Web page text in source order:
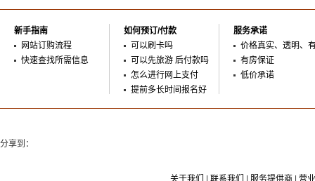
新手指南
网站订购流程
快速查找所需信息
如何预订/付款
可以刷卡吗
可以先旅游 后付款吗
怎么进行网上支付
提前多长时间报名好
服务承诺
价格真实、透明、
有房保证
低价承诺
分享到：
关于我们 联系我们 服务提供商
营